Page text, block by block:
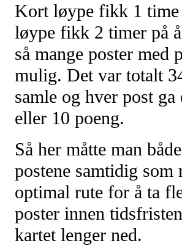
Kort løype fikk 1 time
løype fikk 2 timer på
så mange poster med
mulig. Det var totalt
samle og hver post ga
eller 10 poeng.
Så her måtte man
postene samtidig som
optimal rute for å ta
poster innen
kartet lenger ned.